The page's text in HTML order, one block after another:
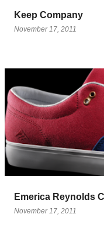
Keep Company
November 17, 2011
Emerica Reynolds
November 17, 2011